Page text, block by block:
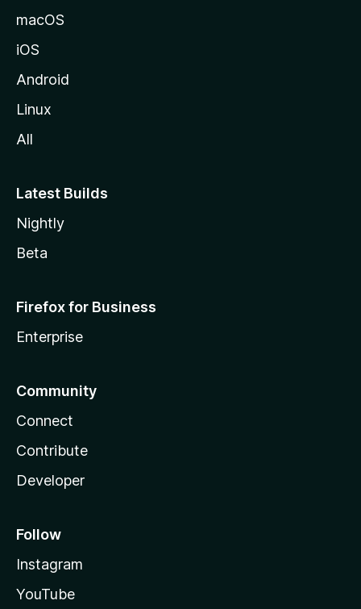
macOS
iOS
Android
Linux
All
Latest Builds
Nightly
Beta
Firefox for Business
Enterprise
Community
Connect
Contribute
Developer
Follow
Instagram
YouTube